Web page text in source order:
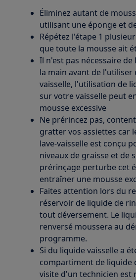
Éliminez autant de
utilisant une éponge et
Répétez l'étape 1
que toute la mousse ait
Il n'est pas nécessaire de
la main avant de l'utiliser
vaisselle, l'utilisation de
sur votre vaisselle peut
mousse excessive
Ne prérincez pas,
gratter vos assiettes car
lave-vaisselle est conçu
niveaux de graisse et de
prérinçage perturbe cet
entraîner une mousse
Faites attention lors du
réservoir de liquide de
tout déversement. Le
renversé moussera au
programme.
Si du liquide vaisselle a
compartiment de liquide
visite d'un technicien est